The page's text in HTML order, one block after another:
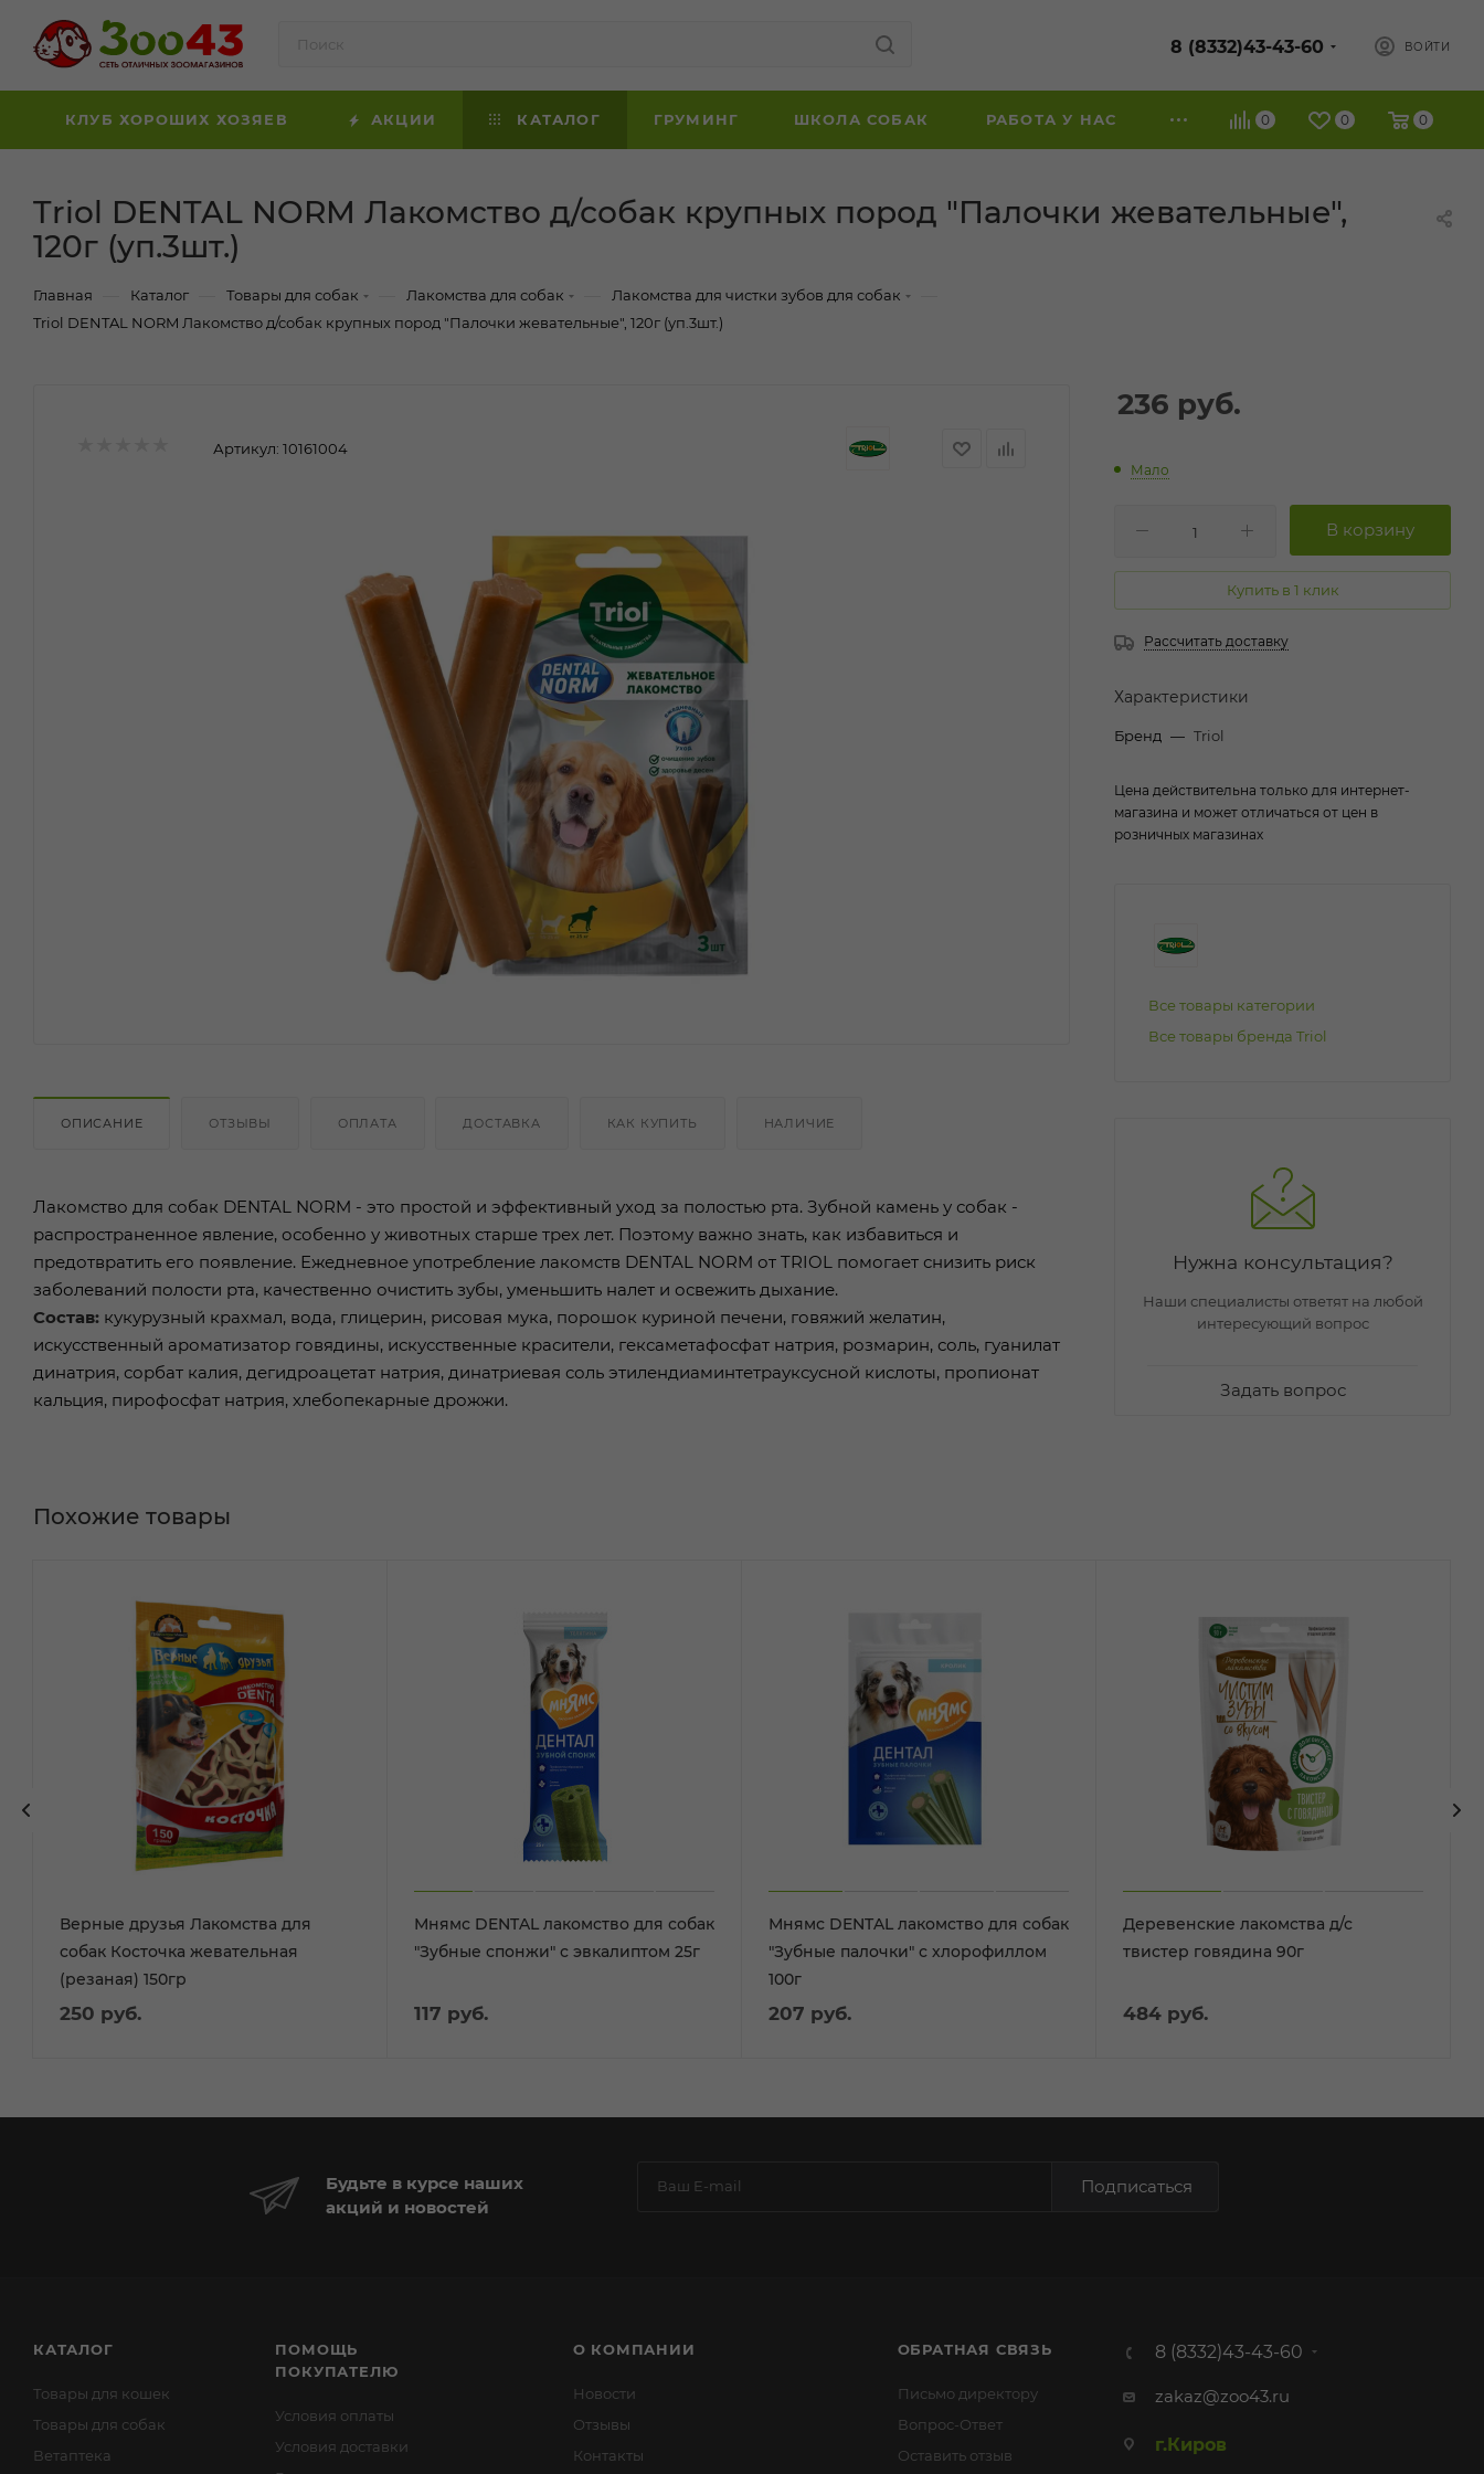
8 (8332)43-43-60 ВОЙТИ
0 0 0
КЛУБ ХОРОШИХ ХОЗЯЕВ АКЦИИ КАТАЛОГ ГРУМИНГ ШКОЛА СОБАК РАБОТА У НАС
Triol DENTAL NORM Лакомство д/собак крупных пород "Палочки жевательные",
120г (уп.3шт.)
Главная Каталог Товары для собак Лакомства для собак Лакомства для чистки зубов для собак
Triol DENTAL NORM Лакомство д/собак крупных пород "Палочки жевательные", 120г (уп.3шт.)
Артикул: 10161004
ОПИСАНИЕ ОТЗЫВЫ ОПЛАТА ДОСТАВКА КАК КУПИТЬ НАЛИЧИЕ
Лакомство для собак DENTAL NORM - это простой и эффективный уход за полостью рта. Зубной камень у собак -
распространенное явление, особенно у животных старше трех лет. Поэтому важно знать, как избавиться и
предотвратить его появление. Ежедневное употребление лакомств DENTAL NORM от TRIOL помогает снизить риск
заболеваний полости рта, качественно очистить зубы, уменьшить налет и освежить дыхание.
Состав: кукурузный крахмал, вода, глицерин, рисовая мука, порошок куриной печени, говяжий желатин,
искусственный ароматизатор говядины, искусственные красители, гексаметафосфат натрия, розмарин, соль, гуанилат
динатрия, сорбат калия, дегидроацетат натрия, динатриевая соль этилендиаминтетрауксусной кислоты, пропионат
кальция, пирофосфат натрия, хлебопекарные дрожжи.
236 руб.
Мало
Купить в 1 клик
Рассчитать доставку
Характеристики
Бренд — Triol
Цена действительна только для интернет-
магазина и может отличаться от цен в
розничных магазинах
Все товары категории
Все товары бренда Triol
Нужна консультация?
Наши специалисты ответят на любой
интересующий вопрос
Задать вопрос
Верные друзья Лакомства для
собак Косточка жевательная
(резаная) 150гр
250 руб.
Мнямс DENTAL лакомство для собак
"Зубные спонжи" с эвкалиптом 25г
117 руб.
Мнямс DENTAL лакомство для собак
"Зубные палочки" с хлорофиллом
100г
207 руб.
Деревенские лакомства д/с
твистер говядина 90г
484 руб.
Похожие товары
Будьте в курсе наших
акций и новостей
Подписаться
КАТАЛОГ
Товары для кошек
Товары для собак
Ветаптека
ПОМОЩЬ
ПОКУПАТЕЛЮ
Условия оплаты
Условия доставки
О КОМПАНИИ
Новости
Отзывы
Контакты
ОБРАТНАЯ СВЯЗЬ
Письмо директору
Вопрос-Ответ
Оставить отзыв
8 (8332)43-43-60
zakaz@zoo43.ru
г.Киров